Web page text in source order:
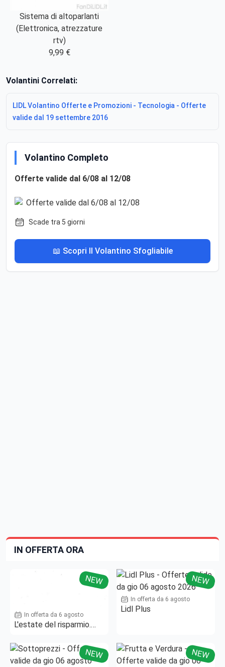
Sistema di altoparlanti
(Elettronica, atrezzature
rtv)
9,99 €
Volantini Correlati:
LIDL Volantino Offerte e Promozioni - Tecnologia - Offerte
valide dal 19 settembre 2016
Volantino Completo
Offerte valide dal 6/08 al 12/08
Scade tra 5 giorni
📖 Scopri Il Volantino Sfogliabile
IN OFFERTA ORA
NEW
In offerta da 6 agosto
L'estate del risparmio.
NEW
In offerta da 6 agosto
Lidl Plus
NEW NEW